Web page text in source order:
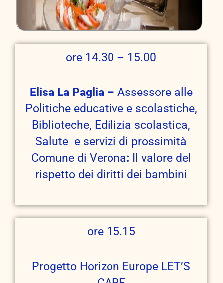
ore 14.30 – 15.00
Elisa La Paglia – Assessore alle
Politiche educative e scolastiche,
Biblioteche, Edilizia scolastica,
Salute e servizi di prossimità
Comune di Verona: Il valore del
rispetto dei diritti dei bambini
ore 15.15
Progetto Horizon Europe LET’S